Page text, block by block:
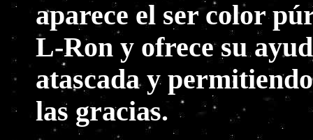
aparece el ser color
L-Ron y ofrece su
atascada y
las gracias.